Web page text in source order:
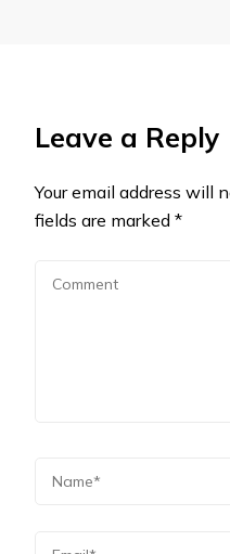
Leave a Reply
Your email address will
fields are marked *